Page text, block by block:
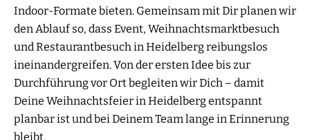
Indoor-Formate bieten. Gemeinsam mit Dir planen wir
den Ablauf so, dass Event, Weihnachtsmarktbesuch
und Restaurantbesuch in Heidelberg reibungslos
ineinandergreifen. Von der ersten Idee bis zur
Durchführung vor Ort begleiten wir Dich – damit
Deine Weihnachtsfeier in Heidelberg entspannt
planbar ist und bei Deinem Team lange in Erinnerung
bleibt.